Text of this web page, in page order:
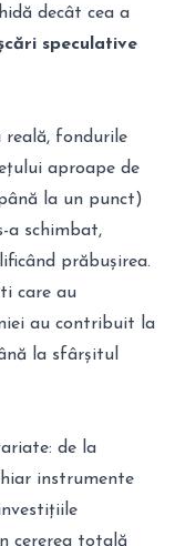
decât cea a
speculative
reală, fondurile
aproape de
la un punct)
a schimbat,
prăbușirea.
care au
au contribuit la
la sfârșitul
de la
instrumente
cererea totală